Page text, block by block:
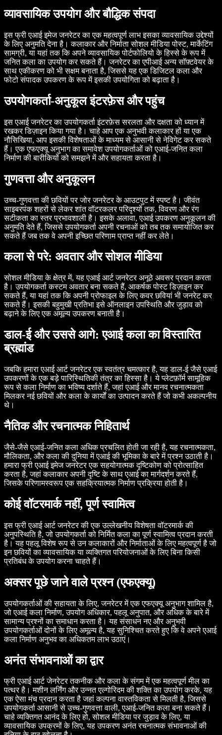
व्यावसायिक उपयोग और बौद्धिक संपदा
इस फ्री एआई इमेज जनरेटर का एक महत्वपूर्ण लाभ इसका व्यावसायिक उद्देश्यों
के लिए अनुमति देना है। कलाकार और निर्माता सोशल मीडिया पोस्ट, मार्केटिंग
सामग्री, या यहां तक कि अपने व्यावसायिक पोर्टफोलियो के हिस्से के रूप में
जनित कला का उपयोग कर सकते हैं। जनरेटर का एपीआई अन्य सॉफ़्टवेयर के
साथ एकीकरण को भी सक्षम बनाता है, जिससे यह एक डिजिटल कला और
फोटो संपादक उपकरण के रूप में इसकी उपयोगिता को बढ़ाता है।
उपयोगकर्ता-अनुकूल इंटरफ़ेस और पहुंच
इस एआई जनरेटर का उपयोगकर्ता इंटरफ़ेस सरलता और दक्षता को ध्यान में
रखकर डिज़ाइन किया गया है। चाहे आप एक अनुभवी कलाकार हों या एक
नौसिखिया, आप इसकी विशेषताओं के माध्यम से आसानी से नेविगेट कर सकते
हैं। एक एफएक्यू अनुभाग का समावेश उपयोगकर्ताओं को एआई-जनित कला
निर्माण की बारीकियों को समझने में और सहायता करता है।
गुणवत्ता और अनुकूलन
उच्च-गुणवत्ता की छवियों पर जोर जनरेटर के आउटपुट में स्पष्ट है। जीवंत
साइबरपंक शहरों से लेकर शांत वॉटरकलर परिदृश्यों तक, विवरण और रंग
सटीकता का स्तर प्रभावशाली है। इसके अलावा, एआई उपकरण अनुकूलन की
अनुमति देते हैं, जिससे उपयोगकर्ता अपनी रचनाओं को तब तक समायोजित कर
सकते हैं जब तक वे अपनी इच्छित परिणाम प्राप्त नहीं कर लेते।
कला से परे: अवतार और सोशल मीडिया
सोशल मीडिया के क्षेत्र में, यह एआई आर्ट जनरेटर अनूठे अवसर प्रदान करता
है। उपयोगकर्ता कस्टम अवतार बना सकते हैं, आकर्षक पोस्ट डिज़ाइन कर
सकते हैं, या यहां तक कि अपनी प्रोफाइल के लिए कवर छवियां भी जनरेट कर
सकते हैं। इसकी बहुमुखी प्रतिभा इसे ऑनलाइन उपस्थिति और जुड़ाव को
बढ़ाने के लिए एक अमूल्य उपकरण बनाती है।
डाल-ई और उससे आगे: एआई कला का विस्तारित
ब्रह्मांड
जबकि हमारा एआई आर्ट जनरेटर एक स्वतंत्र चमत्कार है, यह डाल-ई जैसे एआई
उपकरणों के एक बड़े पारिस्थितिकी तंत्र का हिस्सा है। ये प्लेटफ़ॉर्म सामूहिक
रूप से कला निर्माण का भविष्य दर्शाते हैं, जहां एआई और मानव रचनात्मकता
मिलकर नई छवियों और कला के कार्यों का उत्पादन करते हैं जो कभी अकल्पनीय
थे।
नैतिक और रचनात्मक निहितार्थ
जैसे-जैसे एआई-जनित कला अधिक प्रचलित होती जा रही है, यह रचनात्मकता,
मौलिकता, और कला की दुनिया में एआई की भूमिका के बारे में प्रश्न उठाती है।
हमारा फ्री एआई इमेज जनरेटर एक सहयोगात्मक दृष्टिकोण को प्रोत्साहित
करता है, जहां कलाकार अपनी दृष्टि के साथ एआई का मार्गदर्शन करते हैं,
जिसके परिणामस्वरूप एक सहक्रियात्मक निर्माण प्रक्रिया होती है।
कोई वॉटरमार्क नहीं, पूर्ण स्वामित्व
इस फ्री एआई आर्ट जनरेटर की एक उल्लेखनीय विशेषता वॉटरमार्क की
अनुपस्थिति है, जो उपयोगकर्ता को निर्मित कला का पूर्ण स्वामित्व प्रदान करती
है। यह पहलू विशेष रूप से उन कलाकारों और निर्माताओं के लिए महत्वपूर्ण है जो
इन छवियों का व्यावसायिक या व्यक्तिगत परियोजनाओं के लिए बिना किसी
प्रतिबंध के उपयोग करना चाहते हैं।
अक्सर पूछे जाने वाले प्रश्न (एफएक्यू)
उपयोगकर्ताओं की सहायता के लिए, जनरेटर में एक एफएक्यू अनुभाग शामिल है,
जो एआई कला निर्माण, उपयोग अधिकार, पहलू अनुपात, और अधिक के बारे में
सामान्य प्रश्नों का समाधान करता है। यह संसाधन नए और अनुभवी
उपयोगकर्ताओं दोनों के लिए अमूल्य है, यह सुनिश्चित करते हुए कि वे अपने एआई
कला निर्माण अनुभव का अधिकतम लाभ उठाएं।
अनंत संभावनाओं का द्वार
फ्री एआई आर्ट जेनरेटर तकनीक और कला के संगम में एक महत्वपूर्ण मील का
पत्थर है। मशीन लर्निंग और उन्नत एल्गोरिदम की शक्ति का उपयोग करके, यह
एक ऐसा मंच प्रदान करता है जहां कल्पना वास्तविकता से मिलती है, जिससे
उपयोगकर्ता आसानी से उच्च-गुणवत्ता वाली, एआई-जनित कला बना सकते हैं।
चाहे व्यक्तिगत आनंद के लिए हो, सोशल मीडिया पर जुड़ाव के लिए, या
व्यावसायिक उपक्रमों के लिए, यह उपकरण अनंत रचनात्मक संभावनाओं की